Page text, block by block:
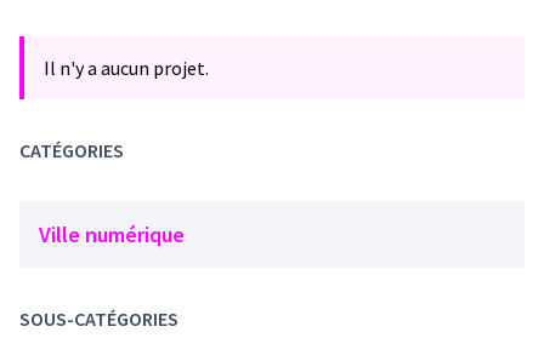
Il n'y a aucun projet.
CATÉGORIES
Ville numérique
SOUS-CATÉGORIES